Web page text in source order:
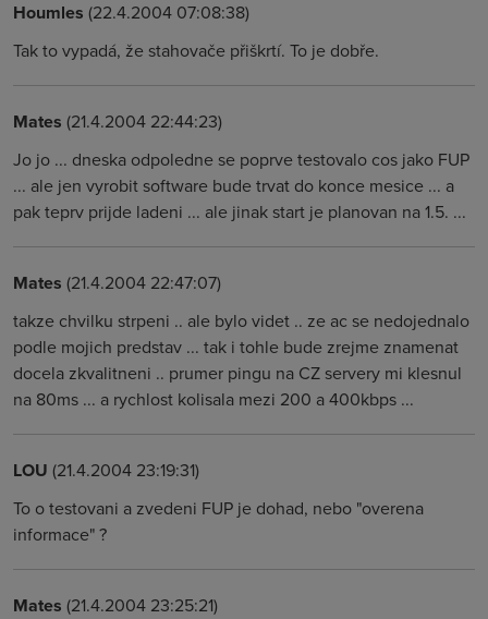
Houmles (22.4.2004 07:08:38)
Tak to vypadá, že stahovače přiškrtí. To je dobře.
Mates (21.4.2004 22:44:23)
Jo jo ... dneska odpoledne se poprve testovalo cos jako FUP
... ale jen vyrobit software bude trvat do konce mesice ... a
pak teprv prijde ladeni ... ale jinak start je planovan na 1.5. ...
Mates (21.4.2004 22:47:07)
takze chvilku strpeni .. ale bylo videt .. ze ac se nedojednalo
podle mojich predstav ... tak i tohle bude zrejme znamenat
docela zkvalitneni .. prumer pingu na CZ servery mi klesnul
na 80ms ... a rychlost kolisala mezi 200 a 400kbps ...
LOU (21.4.2004 23:19:31)
To o testovani a zvedeni FUP je dohad, nebo "overena
informace" ?
Mates (21.4.2004 23:25:21)